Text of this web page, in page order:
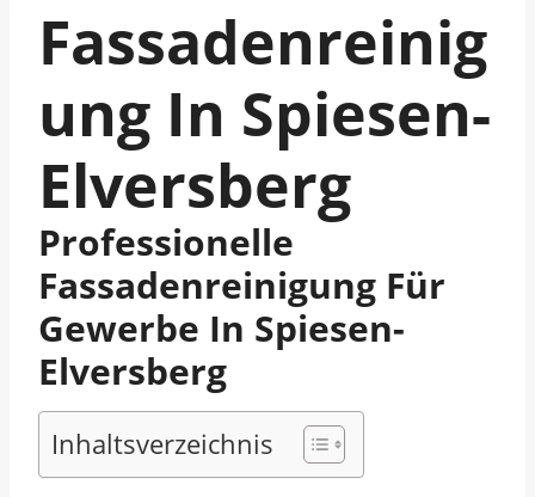
Fassadenreinig
Ung In Spiesen-
Elversberg
Professionelle
Fassadenreinigung Für
Gewerbe In Spiesen-
Elversberg
Inhaltsverzeichnis